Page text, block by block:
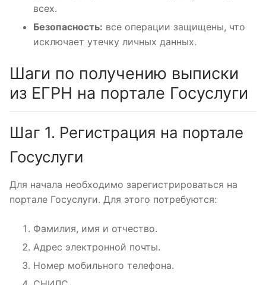
всех.
Безопасность: все операции защищены, что
исключает утечку личных данных.
Шаги по получению выписки
из ЕГРН на портале Госуслуги
Шаг 1. Регистрация на портале
Госуслуги
Для начала необходимо зарегистрироваться на
портале Госуслуги. Для этого потребуются:
Фамилия, имя и отчество.
Адрес электронной почты.
Номер мобильного телефона.